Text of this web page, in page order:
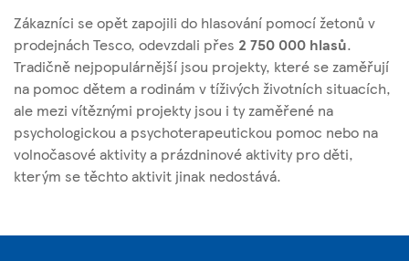
Zákazníci se opět zapojili do hlasování pomocí žetonů v
prodejnách Tesco, odevzdali přes 2 750 000 hlasů.
Tradičně nejpopulárnější jsou projekty, které se zaměřují
na pomoc dětem a rodinám v tíživých životních situacích,
ale mezi vítěznými projekty jsou i ty zaměřené na
psychologickou a psychoterapeutickou pomoc nebo na
volnočasové aktivity a prázdninové aktivity pro děti,
kterým se těchto aktivit jinak nedostává.